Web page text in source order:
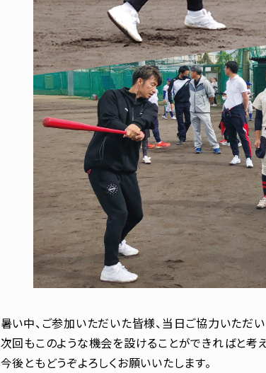
暑い中、ご参加いただいた皆様、当日ご協力いただ
次回もこのような機会を設けることができればと考え
今後ともどうぞよろしくお願いいたします。